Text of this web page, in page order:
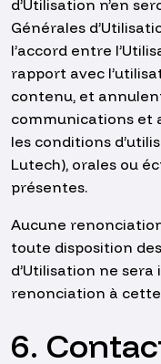
d’Utilisation n’en
Générales
l’accord entre
rapport avec
contenu, et
communications et
les conditions
Lutech), orales ou
présentes.
Aucune
toute disposition
d’Utilisation ne
renonciation à
6.